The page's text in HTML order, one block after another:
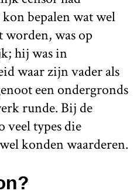
kon bepalen wat wel
was op
hij was in
waar zijn vader als
een ondergronds
runde. Bij de
veel types die
konden waarderen.